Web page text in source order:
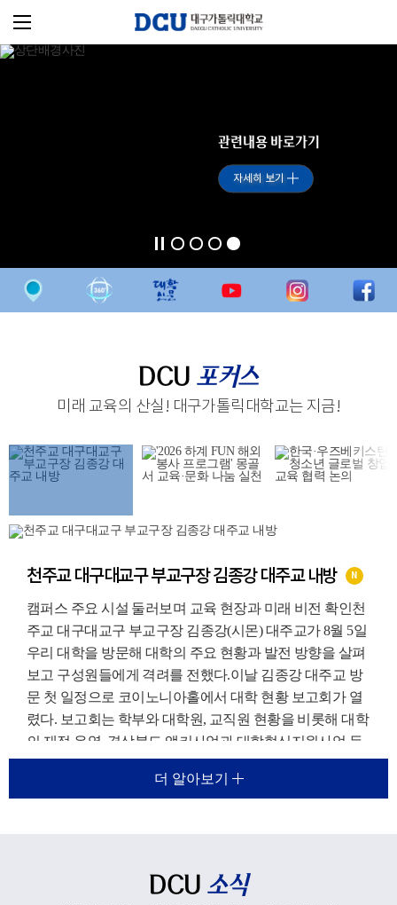
관련내용 바로가기
자세히 보기
DCU 포커스
미래 교육의 산실 ! 대구가톨릭대학교는 지금!
천주교 대구대교구 부교구장 김종강 대주교 내방 N
캠퍼스 주요 시설 둘러보며 교육 현장과 미래 비전 확인천
주교 대구대교구 부교구장 김종강(시몬) 대주교가 8월 5일
우리 대학을 방문해 대학의 주요 현황과 발전 방향을 살펴
보고 구성원들에게 격려를 전했다.이날 김종강 대주교 방
문 첫 일정으로 코이노니아홀에서 대학 현황 보고회가 열
렸다. 보고회는 학부와 대학원, 교직원 현황을 비롯해 대학
의 재정 운영, 경상북도 앵커사업과 대학혁신지원사업 등
주요 재정지원사업, 외국인 유학생 지원 현황에 대한 보고
가 진행되었다.이를 통해 우리 대학이 교육환경 변화에 대
학의 지속적인 발전과 구성원 모두를 위해 강복했다.이어
성당과 중앙도서관, 모빌리티체험관, 기숙사, 박물관 등 효
더 알아보기
DCU 소식